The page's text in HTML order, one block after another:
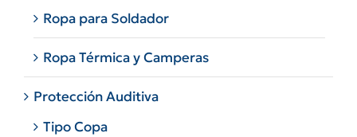
Ropa para Soldador
Ropa Térmica y Camperas
Protección Auditiva
Tipo Copa